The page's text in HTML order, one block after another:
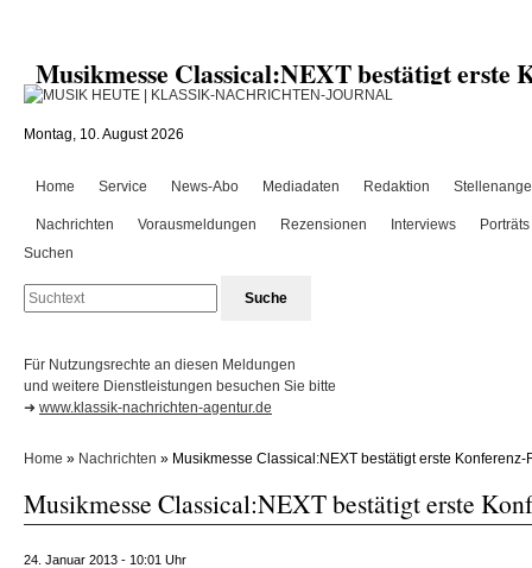
Musikmesse Classical:NEXT bestätigt
Montag, 10. August 2026
Home Service News-Abo Mediadaten Redaktion
Nachrichten Vorausmeldungen Rezensionen Interviews
Porträts
Suchen
Für Nutzungsrechte an diesen Meldungen
und weitere Dienstleistungen besuchen Sie bitte
➜ www.klassik-nachrichten-agentur.de
Home » Nachrichten » Musikmesse Classical:NEXT bestätigt erste Konferenz-
Musikmesse Classical:NEXT bestätigt erste
24. Januar 2013 - 10:01 Uhr